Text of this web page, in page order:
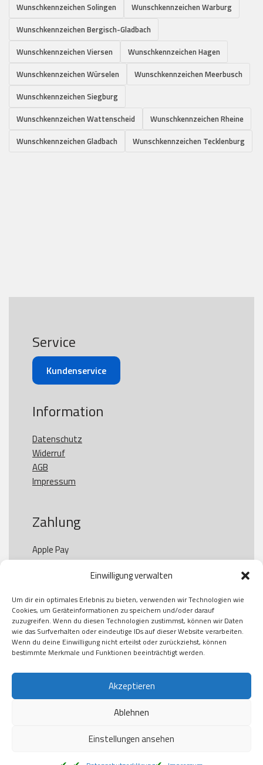
Einwilligung verwalten
Um dir ein optimales Erlebnis zu bieten, verwenden wir Technologien wie
Cookies, um Geräteinformationen zu speichern und/oder darauf
zuzugreifen. Wenn du diesen Technologien zustimmst, können wir Daten
wie das Surfverhalten oder eindeutige IDs auf dieser Website verarbeiten.
Wenn du deine Einwilligung nicht erteilst oder zurückziehst, können
bestimmte Merkmale und Funktionen beeinträchtigt werden.
Akzeptieren
Ablehnen
Einstellungen ansehen
Wunschkennzeichen Solingen
Wunschkennzeichen Warburg
Wunschkennzeichen Bergisch-Gladbach
Wunschkennzeichen Viersen
Wunschkennzeichen Hagen
Wunschkennzeichen Würselen
Wunschkennzeichen Meerbusch
Wunschkennzeichen Siegburg
Wunschkennzeichen Wattenscheid
Wunschkennzeichen Rheine
Wunschkennzeichen Gladbach
Wunschkennzeichen Tecklenburg
Service
Kundenservice
Information
Datenschutz
Widerruf
AGB
Impressum
Zahlung
Apple Pay
Paypal
Kauf auf Rechung
Klarna
American Express